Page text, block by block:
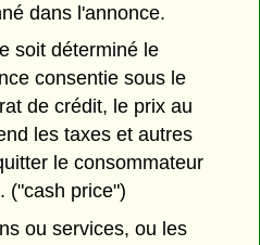
dans l'annonce.
soit déterminé le
consentie sous le
de crédit, le prix au
les taxes et autres
le consommateur
("cash price")
ou services, ou les